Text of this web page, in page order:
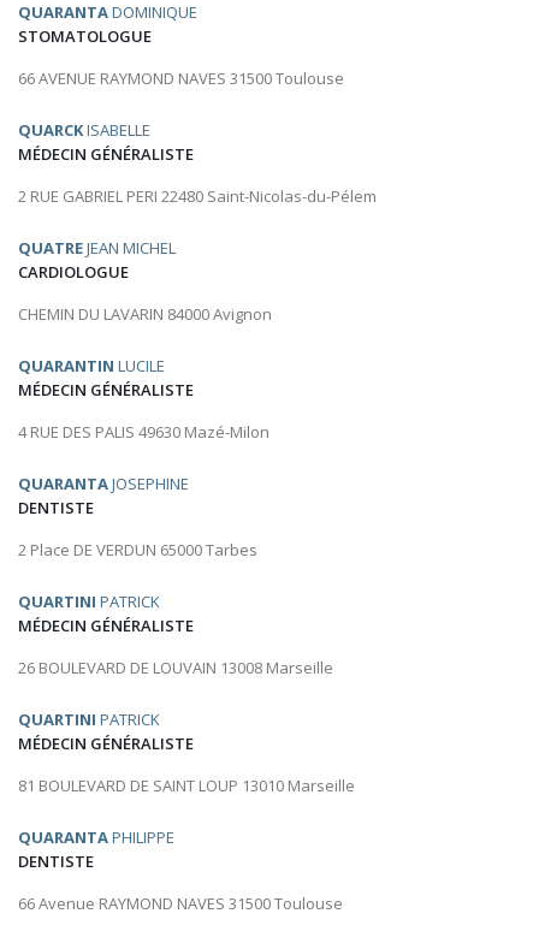
QUARANTADOMINIQUE
STOMATOLOGUE
66 AVENUE RAYMOND NAVES 31500 Toulouse
QUARCKISABELLE
MÉDECIN GÉNÉRALISTE
2 RUE GABRIEL PERI 22480 Saint-Nicolas-du-Pélem
QUATREJEAN MICHEL
CARDIOLOGUE
CHEMIN DU LAVARIN 84000 Avignon
QUARANTIN LUCILE
MÉDECIN GÉNÉRALISTE
4 RUE DES PALIS 49630 Mazé-Milon
QUARANTAJOSEPHINE
DENTISTE
2 Place DE VERDUN 65000 Tarbes
QUARTINI PATRICK
MÉDECIN GÉNÉRALISTE
26 BOULEVARD DE LOUVAIN 13008 Marseille
QUARTINI PATRICK
MÉDECIN GÉNÉRALISTE
81 BOULEVARD DE SAINT LOUP 13010 Marseille
QUARANTAPHILIPPE
DENTISTE
66 Avenue RAYMOND NAVES 31500 Toulouse